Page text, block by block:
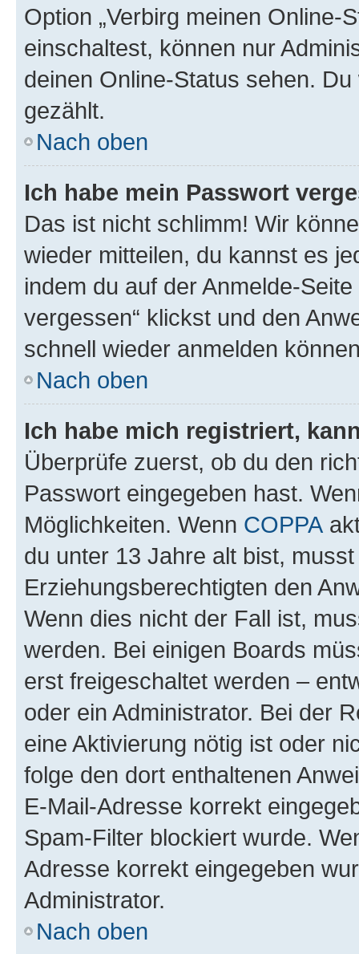
Option „Verbirg meinen Online-
einschaltest, können nur
deinen Online-Status sehen.
gezählt.
Nach oben
Ich habe mein Passwort
Das ist nicht schlimm! Wir
wieder mitteilen, du kannst es
indem du auf der Anmelde-
vergessen“ klickst und den
schnell wieder anmelden
Nach oben
Ich habe mich registriert,
Überprüfe zuerst, ob du den
Passwort eingegeben hast.
Möglichkeiten. Wenn COPPA
du unter 13 Jahre alt bist,
Erziehungsberechtigten den
Wenn dies nicht der Fall ist,
werden. Bei einigen Boards
erst freigeschaltet werden –
oder ein Administrator. Bei der
eine Aktivierung nötig ist oder
folge den dort enthaltenen
E-Mail-Adresse korrekt
Spam-Filter blockiert wurde.
Adresse korrekt eingegeben
Administrator.
Nach oben